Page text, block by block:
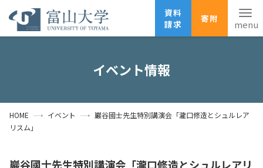
資料
請求
寄附
資料請求
寄附
広報刊行物
受験生の方 地域・一般の方 企業・研究者の方
イベント情報
HOME イベント
巖谷國士先生特別講演会「瀧口修造とシュルレア
リスム」
巖谷國士先生特別講演会「瀧口修造とシュルレアリ